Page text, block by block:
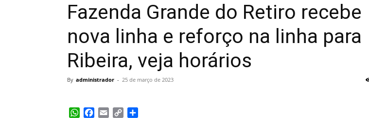
Fazenda Grande do Retiro recebe
nova linha e reforço na linha para
Ribeira, veja horários
By administrador - 25 de março de 2023
WhatsApp
Facebook
Email Copy